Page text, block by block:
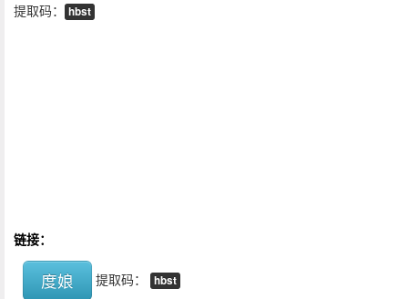
提取码：
hbst
链接：
度娘 提取码： hbst